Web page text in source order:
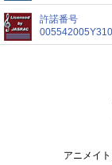
許諾番号
アニメイ